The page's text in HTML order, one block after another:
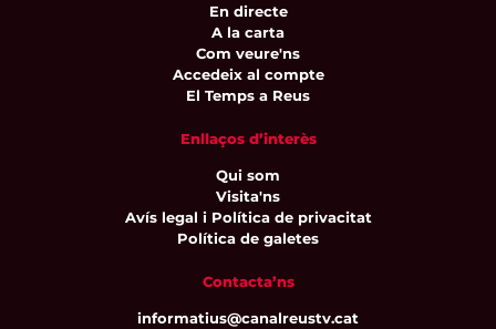
En directe
A la carta
Com veure'ns
Accedeix al compte
El Temps a Reus
Enllaços d’interès
Qui som
Visita'ns
Avís legal i Política de privacitat
Política de galetes
Contacta’ns
informatius@canalreustv.cat